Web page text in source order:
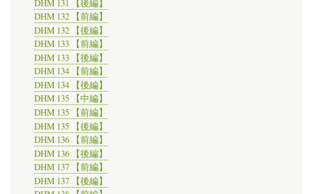
DHM 131 【後編】
DHM 132 【前編】
DHM 132 【後編】
DHM 133 【前編】
DHM 133 【後編】
DHM 134 【前編】
DHM 134 【後編】
DHM 135 【中編】
DHM 135 【前編】
DHM 135 【後編】
DHM 136 【前編】
DHM 136 【後編】
DHM 137 【前編】
DHM 137 【後編】